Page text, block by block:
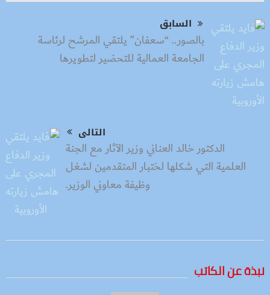
السابق
بالصور.. “سعفان” يلتقي المرشح لرئاسة
الجامعة العمالية للتحضير لتطويرها
التالى
الدكتور خالد العناني وزير الآثار مع الجنة
العلمية التي شكلها لختبار المتقدمين لشغل
وظيفة معاوني الوزير.
نبذة عن الكاتب